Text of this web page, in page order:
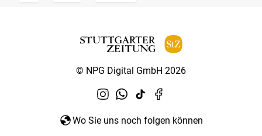
© NPG Digital GmbH 2026
Wo Sie uns noch folgen können